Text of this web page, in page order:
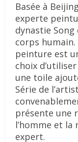
Basée à
experte
dynastie
corps humain.
peinture est
choix
une toile
Série de
présente une
l’homme et
expert.